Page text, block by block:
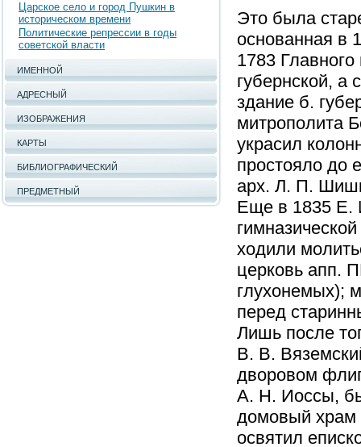
Царское село и город Пушкин в
историческом времени
Политические репрессии в годы
советской власти
ИМЕННОЙ
АДРЕСНЫЙ
ИЗОБРАЖЕНИЯ
КАРТЫ
БИБЛИОГРАФИЧЕСКИЙ
ПРЕДМЕТНЫЙ
Это была
основанная в
1783
губернской, а
здание б.
митрополита
украсил
простояло до
арх. Л. П.
Еще в 1835 Е.
ходили
церковь апп.
глухонемых);
перед
Лишь после
В. В.
дворовом
А. Н. Иоссы,
домовый храм
освятил